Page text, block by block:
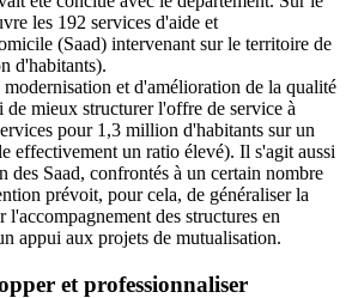
les 192 services d'aide et
(Saad) intervenant sur le territoire de
d'habitants).
et d'amélioration de la qualité
de mieux structurer l'offre de service à
pour 1,3 million d'habitants sur un
effectivement un ratio élevé). Il s'agit aussi
des Saad, confrontés à un certain nombre
prévoit, pour cela, de généraliser la
l'accompagnement des structures en
appui aux projets de mutualisation.
et professionnaliser